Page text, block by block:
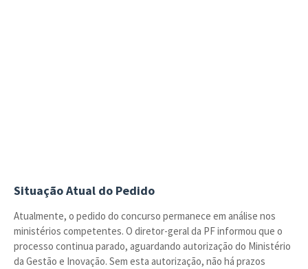
Situação Atual do Pedido
Atualmente, o pedido do concurso permanece em análise nos
ministérios competentes. O diretor-geral da PF informou que o
processo continua parado, aguardando autorização do Ministério
da Gestão e Inovação. Sem esta autorização, não há prazos